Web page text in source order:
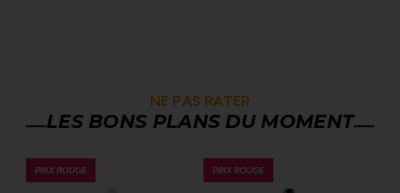
NE PAS RATER
LES BONS PLANS DU MOMENT
PRIX ROUGE PRIX ROUGE